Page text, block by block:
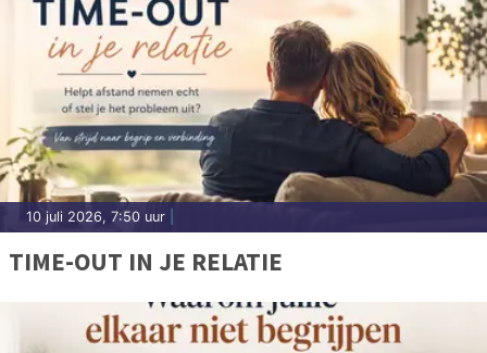
10 juli 2026, 7:50 uur
TIME-OUT IN JE RELATIE